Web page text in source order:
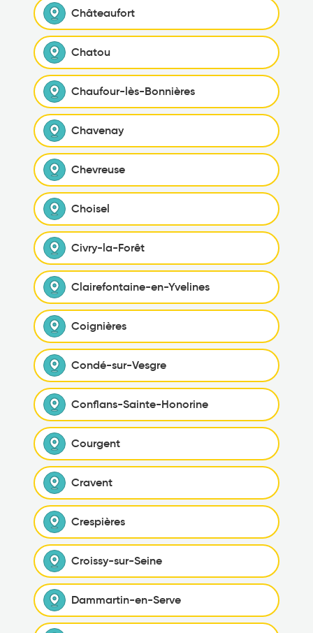
Châteaufort
Chatou
Chaufour-lès-Bonnières
Chavenay
Chevreuse
Choisel
Civry-la-Forêt
Clairefontaine-en-Yvelines
Coignières
Condé-sur-Vesgre
Conflans-Sainte-Honorine
Courgent
Cravent
Crespières
Croissy-sur-Seine
Dammartin-en-Serve